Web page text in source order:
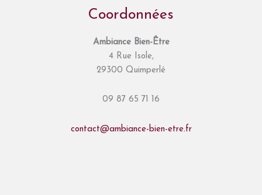
Coordonnées
Ambiance Bien-Être
4 Rue Isole,
29300 Quimperlé
09 87 65 71 16
contact@ambiance-bien-etre.fr